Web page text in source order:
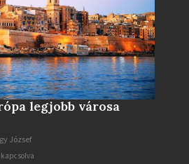
legjobb városa
József